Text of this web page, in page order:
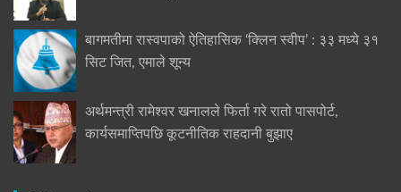
बागमतीमा रास्वपाको ऐतिहासिक ‘क्लिन स्वीप’ : ३३ मध्ये ३१
सिट जित, एमाले शून्य
अर्थमन्त्री रामेश्वर खनालले फिर्ता गरे रातो पासपोर्ट,
कार्यसमाप्तिपछि कूटनीतिक राहदानी बुझाए